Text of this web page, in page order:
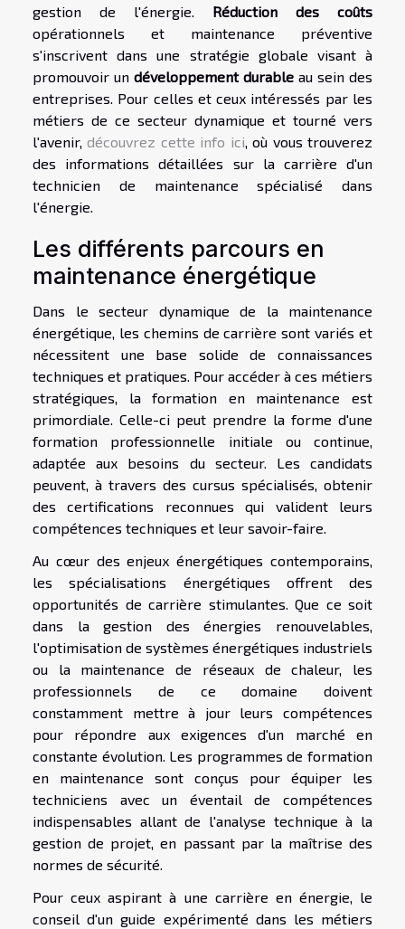
gestion de l'énergie. Réduction des coûts
opérationnels et maintenance préventive
s'inscrivent dans une stratégie globale visant à
promouvoir un développement durable au sein des
entreprises. Pour celles et ceux intéressés par les
métiers de ce secteur dynamique et tourné vers
l'avenir,découvrez cette info ici, où vous trouverez
des informations détaillées sur la carrière d'un
technicien de maintenance spécialisé dans
l'énergie.
Les différents parcours en
maintenance énergétique
Dans le secteur dynamique de la maintenance
énergétique, les chemins de carrière sont variés et
nécessitent une base solide de connaissances
techniques et pratiques. Pour accéder à ces métiers
stratégiques, la formation en maintenance est
primordiale. Celle-ci peut prendre la forme d'une
formation professionnelle initiale ou continue,
adaptée aux besoins du secteur. Les candidats
peuvent, à travers des cursus spécialisés, obtenir
des certifications reconnues qui valident leurs
compétences techniques et leur savoir-faire.
Au cœur des enjeux énergétiques contemporains,
les spécialisations énergétiques offrent des
opportunités de carrière stimulantes. Que ce soit
dans la gestion des énergies renouvelables,
l'optimisation de systèmes énergétiques industriels
ou la maintenance de réseaux de chaleur, les
professionnels de ce domaine doivent
constamment mettre à jour leurs compétences
pour répondre aux exigences d'un marché en
constante évolution. Les programmes de formation
en maintenance sont conçus pour équiper les
techniciens avec un éventail de compétences
indispensables allant de l'analyse technique à la
gestion de projet, en passant par la maîtrise des
normes de sécurité.
Pour ceux aspirant à une carrière en énergie, le
conseil d'un guide expérimenté dans les métiers